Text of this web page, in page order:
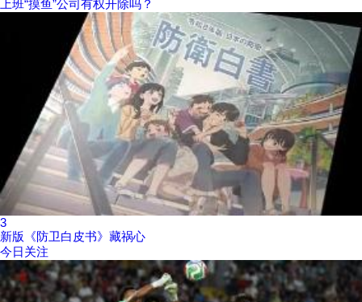
上班“摸鱼”公司有权开除吗？
3
新版《防卫白皮书》藏祸心
今日关注